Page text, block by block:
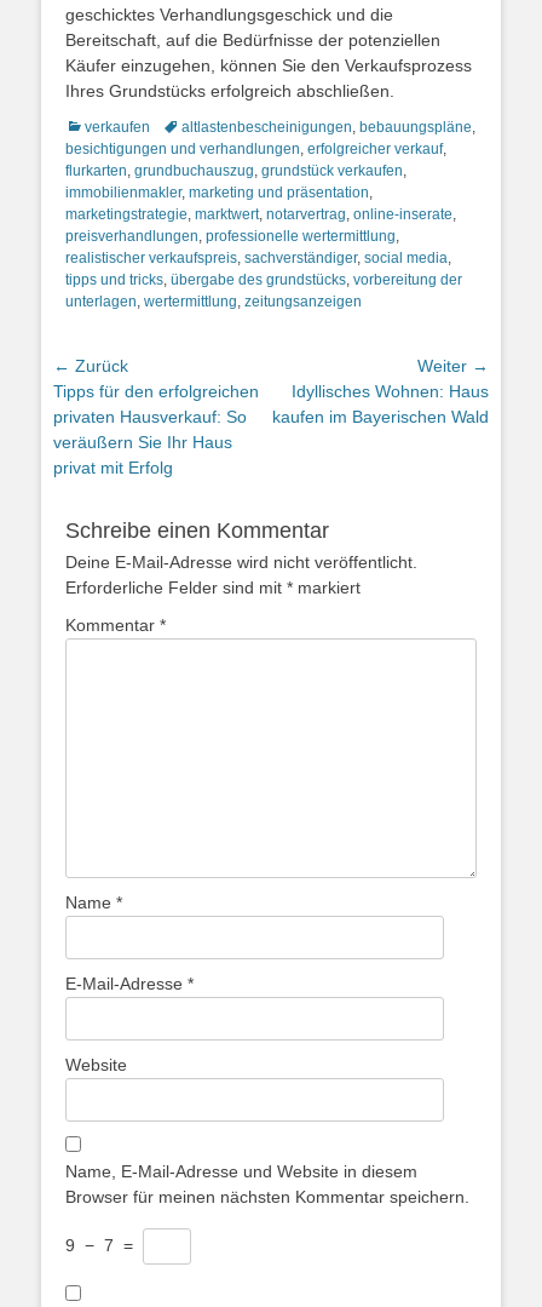
geschicktes Verhandlungsgeschick und die
Bereitschaft, auf die Bedürfnisse der potenziellen
Käufer einzugehen, können Sie den Verkaufsprozess
Ihres Grundstücks erfolgreich abschließen.
Kategorien
verkaufen Schlagworte
altlastenbescheinigungen, bebauungspläne,
besichtigungen und verhandlungen, erfolgreicher verkauf,
flurkarten, grundbuchauszug, grundstück verkaufen,
immobilienmakler, marketing und präsentation,
marketingstrategie, marktwert, notarvertrag, online-inserate,
preisverhandlungen, professionelle wertermittlung,
realistischer verkaufspreis, sachverständiger, social media,
tipps und tricks, übergabe des grundstücks, vorbereitung der
unterlagen, wertermittlung, zeitungsanzeigen
Beitragsnavigation
← Zurück
Vorheriger
Beitrag:
Tipps für den erfolgreichen
privaten Hausverkauf: So
veräußern Sie Ihr Haus
privat mit Erfolg
Weiter →
Nächster
Beitrag:
Idyllisches Wohnen: Haus
kaufen im Bayerischen Wald
Schreibe einen Kommentar
Deine E-Mail-Adresse wird nicht veröffentlicht.
Erforderliche Felder sind mit * markiert
Kommentar *
Name *
E-Mail-Adresse *
Website
Name, E-Mail-Adresse und Website in diesem
Browser für meinen nächsten Kommentar speichern.
9 − 7 =